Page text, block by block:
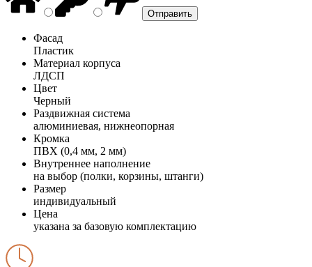
Фасад
Пластик
Материал корпуса
ЛДСП
Цвет
Черный
Раздвижная система
алюминиевая, нижнеопорная
Кромка
ПВХ (0,4 мм, 2 мм)
Внутреннее наполнение
на выбор (полки, корзины, штанги)
Размер
индивидуальный
Цена
указана за базовую комплектацию